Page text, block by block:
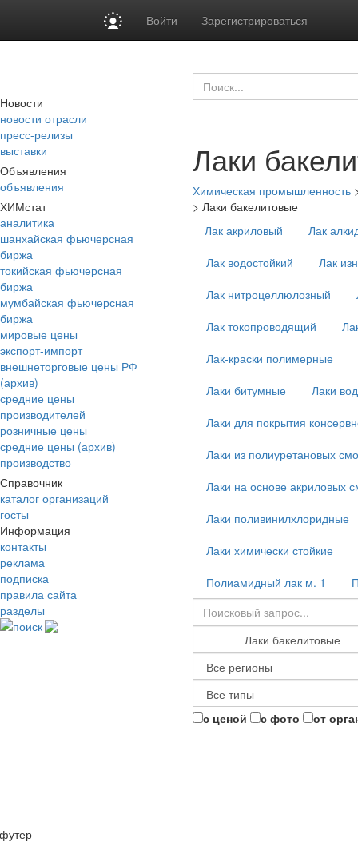
Войти Зарегистрироваться
Новости
новости отрасли
пресс-релизы
выставки
Объявления
объявления
ХИМстат
аналитика
шанхайская фьючерсная
биржа
токийская фьючерсная
биржа
мумбайская фьючерсная
биржа
мировые цены
экспорт-импорт
внешнеторговые цены РФ
(архив)
средние цены
производителей
розничные цены
средние цены (архив)
производство
Справочник
каталог организаций
госты
Информация
контакты
реклама
подписка
правила сайта
разделы
поиск
Лаки
Химическая промышленность
> Лаки бакелитовые
Лак акриловый
Лак
Лак водостойкий
Лак
Лак нитроцеллюлозный
Лак токопроводящий
Лак-краски полимерные
Лаки битумные
Лаки
Лаки для покрытия
Лаки из полиуретановых
Лаки на основе акриловых
Лаки поливинилхлоридные
Лаки химически стойкие
Полиамидный лак м. 1
с ценой с фото от
футер